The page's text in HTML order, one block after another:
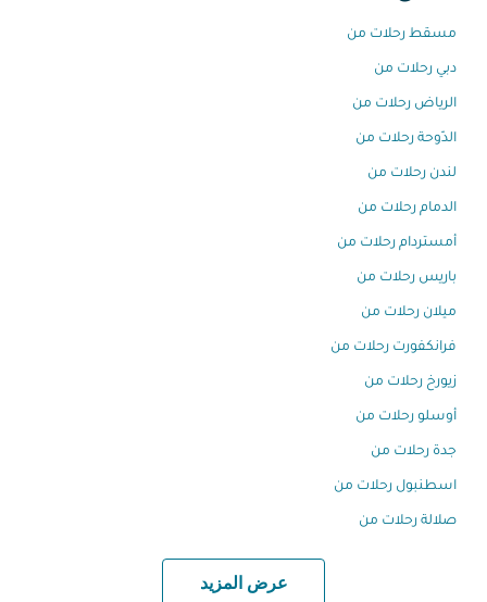
مسقط رحلات من
دبي رحلات من
الرياض رحلات من
الدّوحة رحلات من
لندن رحلات من
الدمام رحلات من
أمستردام رحلات من
باريس رحلات من
ميلان رحلات من
فرانكفورت رحلات من
زيورخ رحلات من
أوسلو رحلات من
جدة رحلات من
اسطنبول رحلات من
صلالة رحلات من
عرض المزيد